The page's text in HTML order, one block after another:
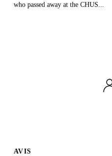
who passed away at the CHUS...
AVIS